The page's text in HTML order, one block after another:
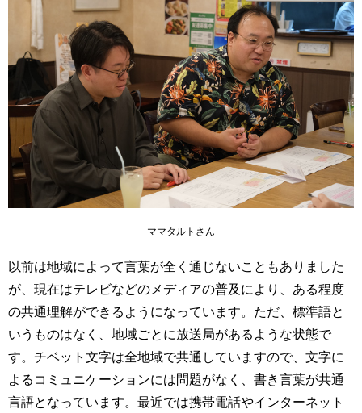
ママタルトさん
以前は地域によって言葉が全く通じないこともありました
が、現在はテレビなどのメディアの普及により、ある程度
の共通理解ができるようになっています。ただ、標準語と
いうものはなく、地域ごとに放送局があるような状態で
す。チベット文字は全地域で共通していますので、文字に
よるコミュニケーションには問題がなく、書き言葉が共通
言語となっています。最近では携帯電話やインターネット